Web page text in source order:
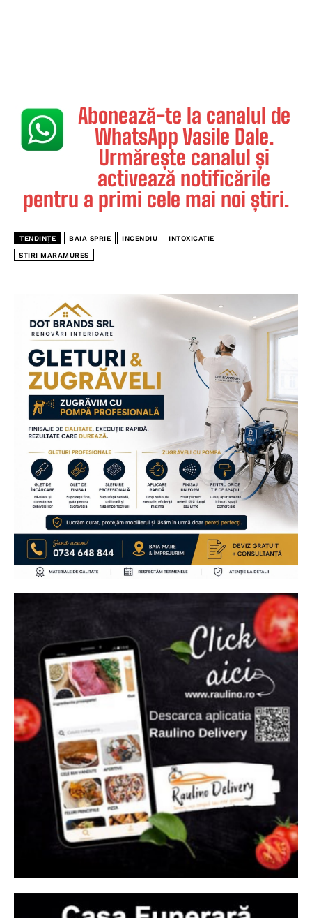
Abonează-te la canalul de
WhatsApp Vasile Dale.
Urmărește canalul și
activează notificările
pentru a primi cele mai noi știri.
TENDINȚE BAIA SPRIE INCENDIU INTOXICATIE
STIRI MARAMURES